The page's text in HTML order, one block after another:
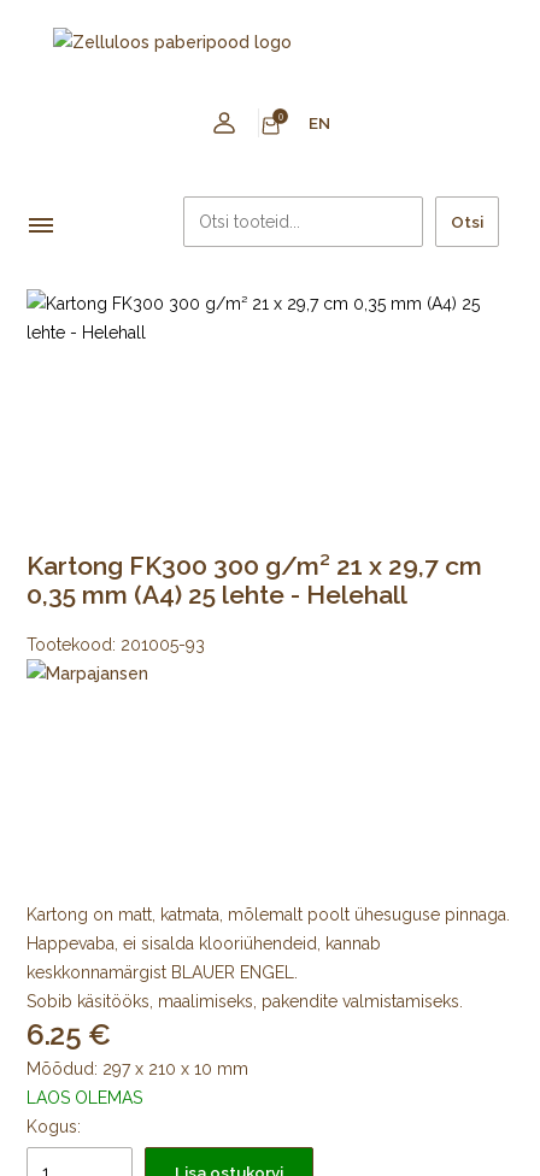
0 EN
Otsi
Kartong FK300 300 g/m² 21 x 29,7 cm
0,35 mm (A4) 25 lehte - Helehall
Tootekood: 201005-93
Kartong on matt, katmata, mõlemalt poolt ühesuguse pinnaga.
Happevaba, ei sisalda klooriühendeid, kannab
keskkonnamärgist BLAUER ENGEL.
Sobib käsitööks, maalimiseks, pakendite valmistamiseks.
6.25
Mõõdud: 297 x 210 x 10 mm
LAOS OLEMAS
Kogus: